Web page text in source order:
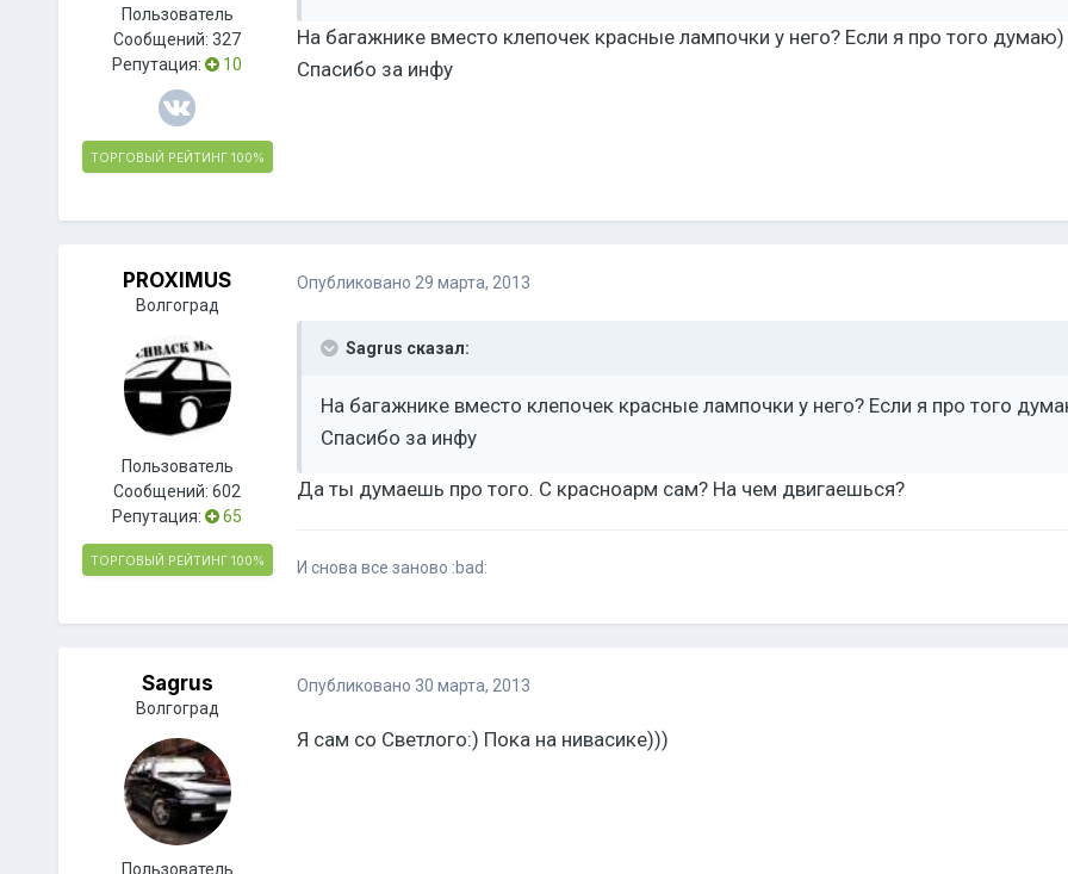
Пользователь
Сообщений:327
Репутация:
10
ТОРГОВЫЙ РЕЙТИНГ 100%
На багажнике вместо клепочек красные лампочки у него? Если я про того думаю)
Спасибо за инфу
PROXIMUS
Волгоград
Пользователь
Сообщений:602
Репутация:
65
ТОРГОВЫЙ РЕЙТИНГ 100%
Опубликовано 29 марта, 2013
Sagrus сказал:
На багажнике вместо клепочек красные лампочки у него? Если я про того
Спасибо за инфу
Да ты думаешь про того. С красноарм сам? На чем двигаешься?
И снова все заново :bad:
Sagrus
Волгоград
Пользователь
Опубликовано 30 марта, 2013
Я сам со Светлого:) Пока на нивасике)))